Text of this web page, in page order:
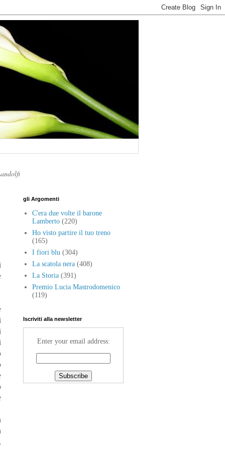
gli Argomenti
C'era due volte il barone
Lamberto (220)
Ho visto partire il tuo treno
(165)
I fiori blu (304)
La scatola nera (408)
La Storia (391)
Premio Lucia Mastrodomenico
(119)
Iscriviti alla newsletter
Enter your email address: